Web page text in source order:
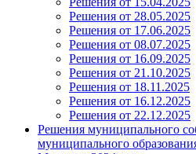
Решения от 28.05.2025
Решения от 17.06.2025
Решения от 08.07.2025
Решения от 16.09.2025
Решения от 21.10.2025
Решения от 18.11.2025
Решения от 16.12.2025
Решения от 22.12.2025
Решения муниципального
муниципального